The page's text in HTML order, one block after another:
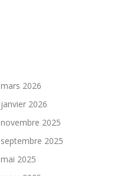
mars 2026
janvier 2026
novembre 2025
septembre 2025
mai 2025